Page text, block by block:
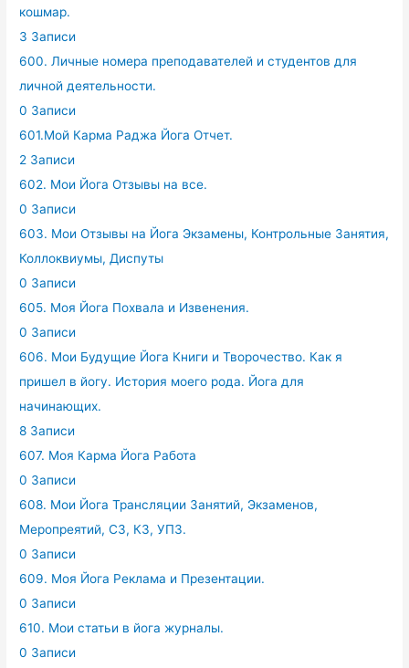
кошмар.
3 Записи
600. Личные номера преподавателей и студентов для
личной деятельности.
0 Записи
601.Мой Карма Раджа Йога Отчет.
2 Записи
602. Мои Йога Отзывы на все.
0 Записи
603. Мои Отзывы на Йога Экзамены, Контрольные Занятия,
Коллоквиумы, Диспуты
0 Записи
605. Моя Йога Похвала и Извенения.
0 Записи
606. Мои Будущие Йога Книги и Творочество. Как я
пришел в йогу. История моего рода. Йога для
начинающих.
8 Записи
607. Моя Карма Йога Работа
0 Записи
608. Мои Йога Трансляции Занятий, Экзаменов,
Меропреятий, СЗ, КЗ, УПЗ.
0 Записи
609. Моя Йога Реклама и Презентации.
0 Записи
610. Мои статьи в йога журналы.
0 Записи